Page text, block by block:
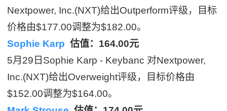
Nextpower, Inc.(NXT)给出Outperform评级，目标
价格由$177.00调整为$182.00。
Sophie Karp 估值：164.00元
5月29日Sophie Karp - Keybanc 对Nextpower,
Inc.(NXT)给出Overweight评级，目标价格由
$152.00调整为$164.00。